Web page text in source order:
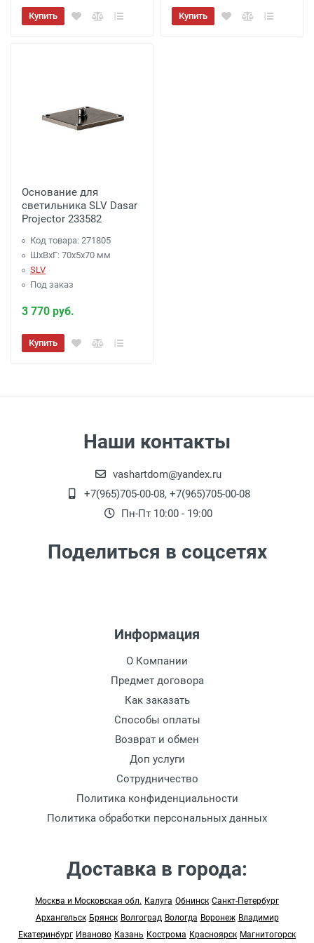
заказе более 3000 рублей), до подъезда;
менее 3000 рублей. -
300 рублей
до подъезда;
менее 7000 рублей. -
Компании
Купить Купить
Основание для
светильника SLV Dasar
Projector 233582
Код товара: 271805
ШхВхГ: 70x5x70 мм
SLV
Под заказ
3 770 руб.
Купить
Наши контакты
vashartdom@yandex.ru
+7(965)705-00-08, +7(965)705-00-08
Пн-Пт 10:00 - 19:00
Поделиться в соцсетях
Информация
О Компании
Предмет договора
Как заказать
Способы оплаты
Возврат и обмен
Доп услуги
Сотрудничество
Политика конфиденциальности
Политика обработки персональных данных
Доставка в города:
Москва и Московская обл. Калуга Обнинск Санкт-Петербург
Архангельск Брянск Волгоград Вологда Воронеж Владимир
Екатеринбург Иваново Казань Кострома Красноярск Магнитогорск